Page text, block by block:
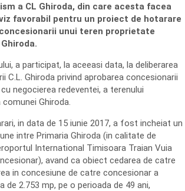
a CL Ghiroda, din care acesta facea
favorabil pentru un proiect de hotarare
unui teren proprietate
a participat, la aceeasi data, la deliberarea
C.L. Ghiroda privind aprobarea concesionarii
negocierea redeventei, a terenului
Ghiroda.
in data de 15 iunie 2017, a fost incheiat un
intre Primaria Ghiroda (in calitate de
International Timisoara Traian Vuia
avand ca obiect cedarea de catre
in concesiune de catre concesionar a
de 2.753 mp, pe o perioada de 49 ani,